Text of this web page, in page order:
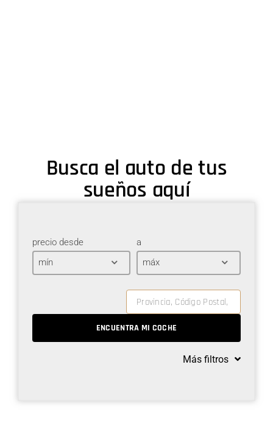
Busca el auto de tus
sueños aquí
precio desde
mín
a
máx
ENCUENTRA MI COCHE
Más filtros